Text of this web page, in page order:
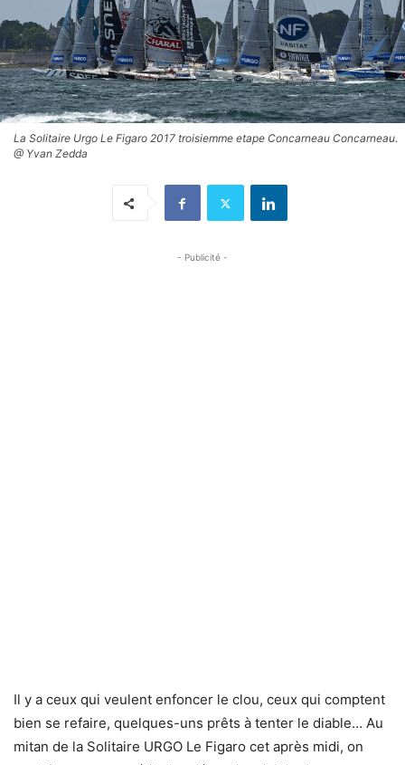
La Solitaire Urgo Le Figaro 2017 troisiemme etape Concarneau Concarneau.
@ Yvan Zedda
- Publicité -
Il y a ceux qui veulent enfoncer le clou, ceux qui comptent
bien se refaire, quelques-uns prêts à tenter le diable… Au
mitan de la Solitaire URGO Le Figaro cet après midi, on